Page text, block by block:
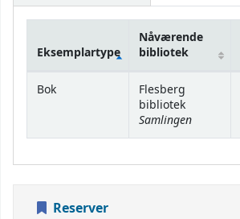
Beholdning
Eksemplartype
Nåværende
bibliotek
Bok
Flesberg
bibliotek
Samlingen
Reserver